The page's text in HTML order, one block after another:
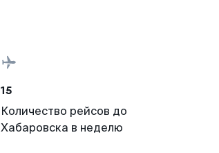
15
Количество рейсов до
Хабаровска в неделю